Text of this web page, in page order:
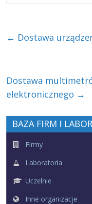
← Dostawa
Dostawa
elektronicznego →
BAZA FIRM I
Firmy
Laboratoria
Uczelnie
Inne organizacje